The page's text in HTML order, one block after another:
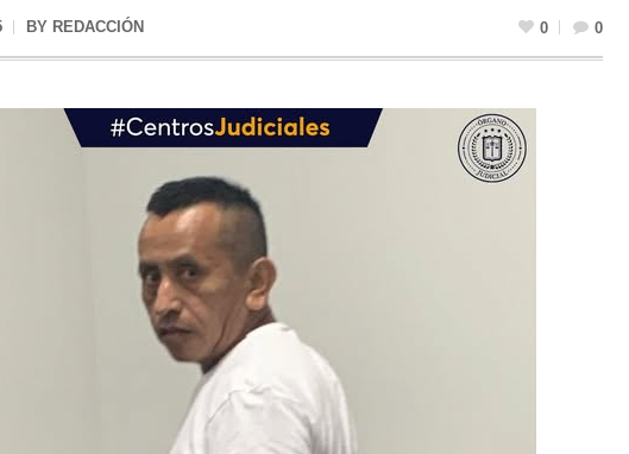
BY REDACCIÓN 0 0